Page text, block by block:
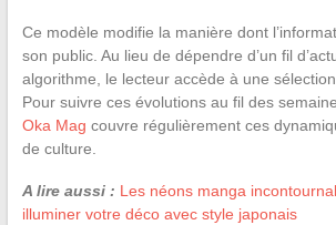
Ce modèle modifie la manière dont
son public. Au lieu de dépendre d’un fil
algorithme, le lecteur accède à une
Pour suivre ces évolutions au fil des
Oka Mag couvre régulièrement ces
de culture.
A lire aussi : Les néons manga
illuminer votre déco avec style japonais